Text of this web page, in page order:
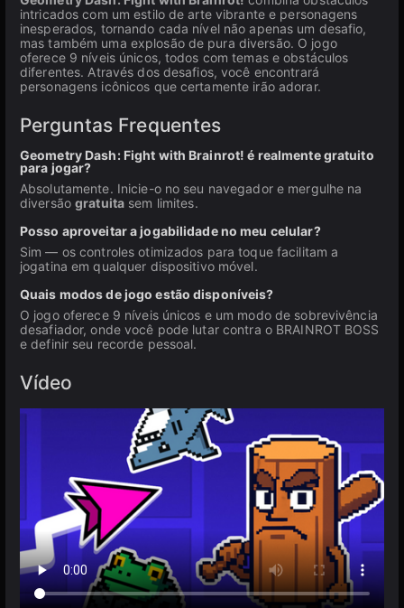
intricados com um estilo de arte vibrante e personagens
inesperados, tornando cada nível não apenas um desafio,
mas também uma explosão de pura diversão. O jogo
oferece 9 níveis únicos, todos com temas e obstáculos
diferentes. Através dos desafios, você encontrará
personagens icônicos que certamente irão adorar.
Perguntas Frequentes
Geometry Dash: Fight with Brainrot! é realmente gratuito
para jogar?
Absolutamente. Inicie-o no seu navegador e mergulhe na
diversãogratuita sem limites.
Posso aproveitar a jogabilidade no meu celular?
Sim — os controles otimizados para toque facilitam a
jogatina em qualquer dispositivo móvel.
Quais modos de jogo estão disponíveis?
O jogo oferece 9 níveis únicos e um modo de sobrevivência
desafiador, onde você pode lutar contra o BRAINROT BOSS
e definir seu recorde pessoal.
Vídeo